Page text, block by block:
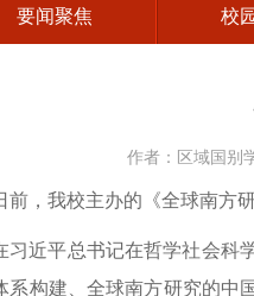
要闻聚焦 校
作者：区域国
前，我校主办的《全球南方
习近平总书记在哲学社会科
系构建、全球南方研究的中